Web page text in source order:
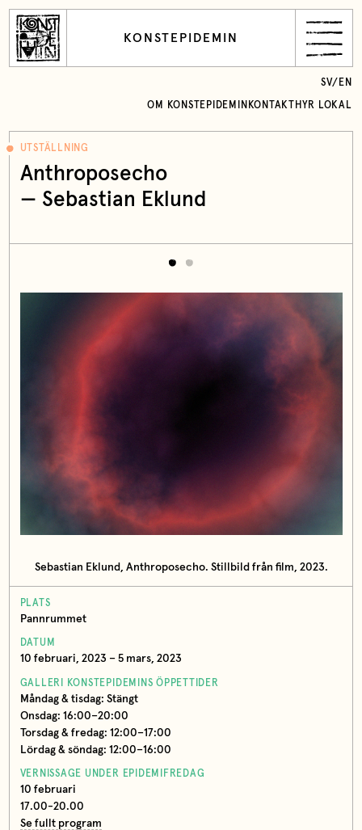
KONSTEPIDEMIN
OM KONSTEPIDEMIN KONTAKT HYR LOKAL
SV/ EN
UTSTÄLLNING
Anthroposecho
— Sebastian Eklund
Sebastian Eklund, Anthroposecho. Stillbild från film, 2023.
PLATS
Pannrummet
DATUM
10 februari, 2023 – 5 mars, 2023
GALLERI KONSTEPIDEMINS ÖPPETTIDER
Måndag & tisdag: Stängt
Onsdag: 16:00–20:00
Torsdag & fredag: 12:00–17:00
Lördag & söndag: 12:00–16:00
VERNISSAGE UNDER EPIDEMIFREDAG
10 februari
17.00-20.00
Se fullt program